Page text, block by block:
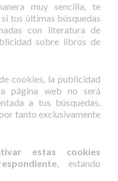
muy sencilla, te
tus últimas búsquedas
con literatura de
sobre libros de
cookies, la publicidad
página web no será
a tus búsquedas,
tanto exclusivamente
estas cookies
, estando